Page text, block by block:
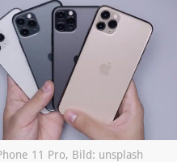
11 Pro, Bild: unsplash